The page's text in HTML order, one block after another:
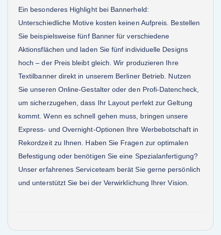
Ein besonderes Highlight bei Bannerheld:
Unterschiedliche Motive kosten keinen Aufpreis. Bestellen
Sie beispielsweise fünf Banner für verschiedene
Aktionsflächen und laden Sie fünf individuelle Designs
hoch – der Preis bleibt gleich. Wir produzieren Ihre
Textilbanner direkt in unserem Berliner Betrieb. Nutzen
Sie unseren Online-Gestalter oder den Profi-Datencheck,
um sicherzugehen, dass Ihr Layout perfekt zur Geltung
kommt. Wenn es schnell gehen muss, bringen unsere
Express- und Overnight-Optionen Ihre Werbebotschaft in
Rekordzeit zu Ihnen. Haben Sie Fragen zur optimalen
Befestigung oder benötigen Sie eine Spezialanfertigung?
Unser erfahrenes Serviceteam berät Sie gerne persönlich
und unterstützt Sie bei der Verwirklichung Ihrer Vision.